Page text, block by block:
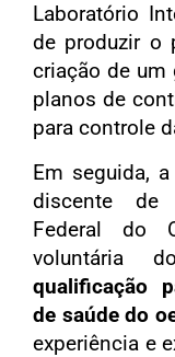
Laboratório
de produzir o
criação de um
planos de
para controle
Em seguida,
discente de
Federal do
voluntária
qualificação
de saúde do
experiência e